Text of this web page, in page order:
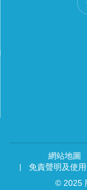
網站地圖
免責聲明及使
© 2025